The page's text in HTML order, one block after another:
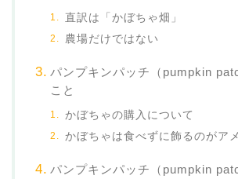
直訳は「かぼちゃ畑」
農場だけではない
パンプキンパッチ（pumpkin
こと
かぼちゃの購入について
かぼちゃは食べずに飾るのがア
パンプキンパッチ（pumpkin